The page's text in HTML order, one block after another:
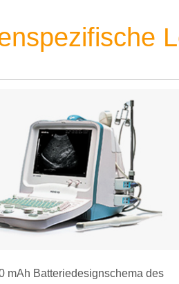
mAh Batteriedesignschema des